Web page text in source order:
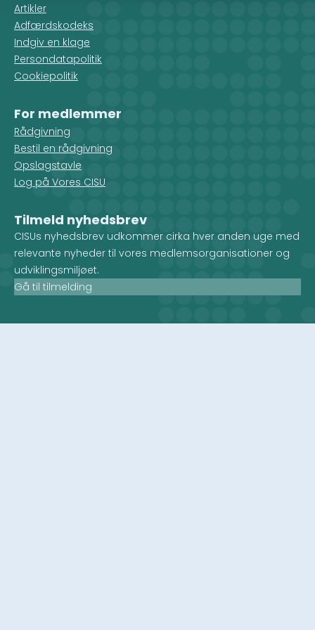
Artikler
Adfærdskodeks
Indgiv en klage
Persondatapolitik
Cookiepolitik
For medlemmer
Rådgivning
Bestil en rådgivning
Opslagstavle
Log på Vores CISU
Tilmeld nyhedsbrev
CISUs nyhedsbrev udkommer cirka hver anden uge med
relevante nyheder til vores medlemsorganisationer og
udviklingsmiljøet.
Gå til tilmelding